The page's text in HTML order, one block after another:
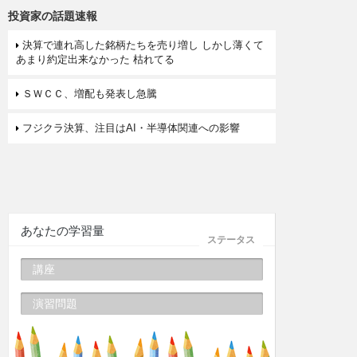
投資家の話題速報
決算で連れ高した銘柄たちを売り増し しかし薄くて
あまり約定出来なかった 枯れてる
ＳＷＣＣ、増配も発表し急騰
フジクラ決算、注目はAI・半導体関連への影響
ステータス
あなたの学習量
講座
演習問題